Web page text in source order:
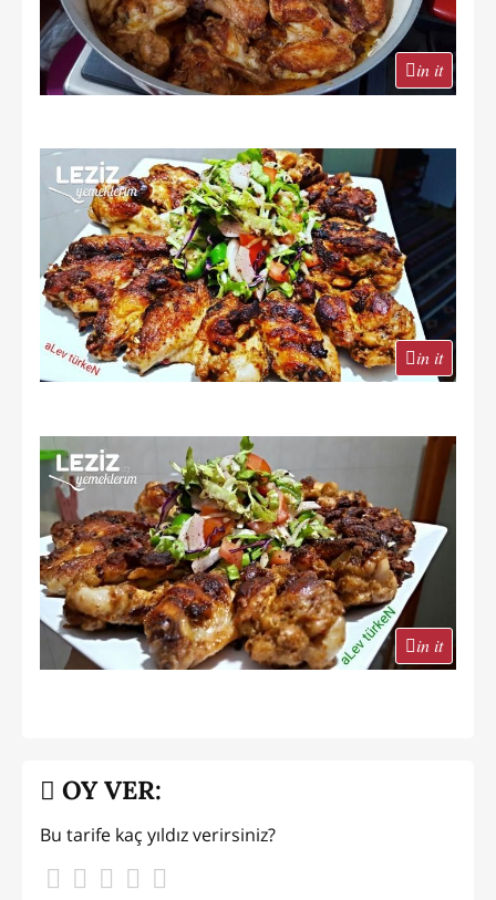
in it
in it
in it
OY VER:
Bu tarife kaç yıldız verirsiniz?